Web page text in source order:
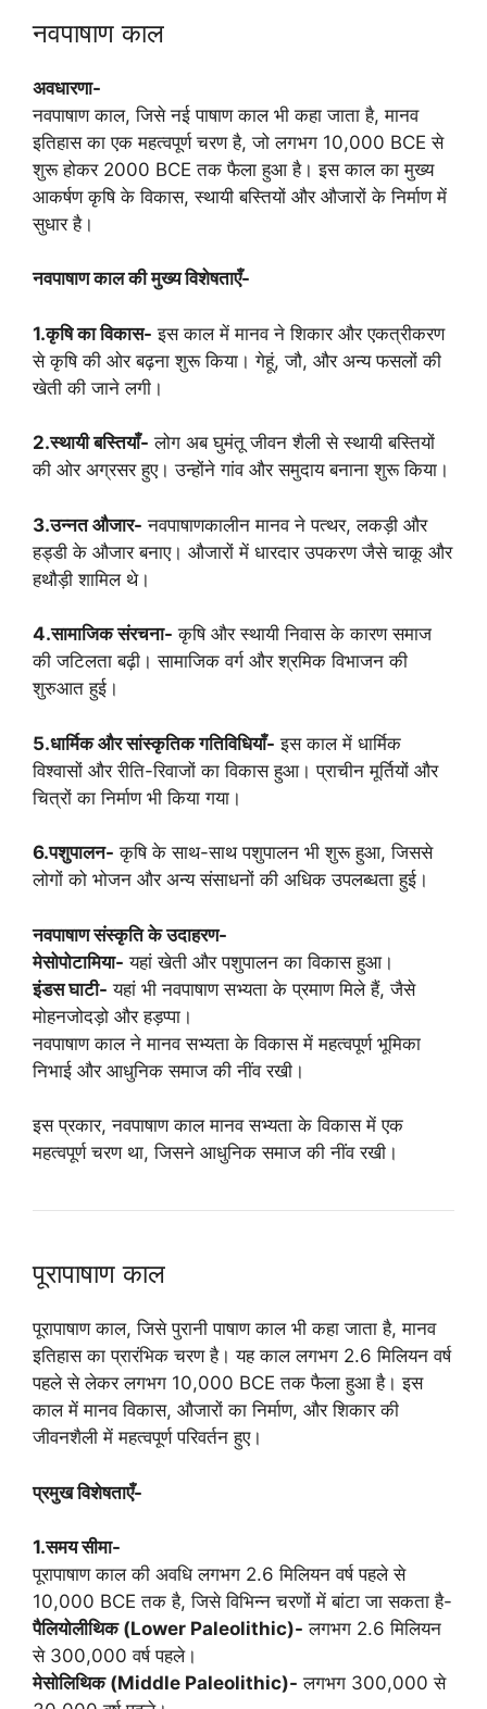
नवपाषाण काल
अवधारणा-
नवपाषाण काल, जिसे नई पाषाण काल भी कहा जाता है, मानव
इतिहास का एक महत्वपूर्ण चरण है, जो लगभग 10,000 BCE से
शुरू होकर 2000 BCE तक फैला हुआ है। इस काल का मुख्य
आकर्षण कृषि के विकास, स्थायी बस्तियों और औजारों के निर्माण में
सुधार है।
नवपाषाण काल की मुख्य विशेषताएँ-
1.कृषि का विकास- इस काल में मानव ने शिकार और एकत्रीकरण
से कृषि की ओर बढ़ना शुरू किया। गेहूं, जौ, और अन्य फसलों की
खेती की जाने लगी।
2.स्थायी बस्तियाँ- लोग अब घुमंतू जीवन शैली से स्थायी बस्तियों
की ओर अग्रसर हुए। उन्होंने गांव और समुदाय बनाना शुरू किया।
3.उन्नत औजार- नवपाषाणकालीन मानव ने पत्थर, लकड़ी और
हड्डी के औजार बनाए। औजारों में धारदार उपकरण जैसे चाकू और
हथौड़ी शामिल थे।
4.सामाजिक संरचना- कृषि और स्थायी निवास के कारण समाज
की जटिलता बढ़ी। सामाजिक वर्ग और श्रमिक विभाजन की
शुरुआत हुई।
5.धार्मिक और सांस्कृतिक गतिविधियाँ- इस काल में धार्मिक
विश्वासों और रीति-रिवाजों का विकास हुआ। प्राचीन मूर्तियों और
चित्रों का निर्माण भी किया गया।
6.पशुपालन- कृषि के साथ-साथ पशुपालन भी शुरू हुआ, जिससे
लोगों को भोजन और अन्य संसाधनों की अधिक उपलब्धता हुई।
नवपाषाण संस्कृति के उदाहरण-
मेसोपोटामिया- यहां खेती और पशुपालन का विकास हुआ।
इंडस घाटी- यहां भी नवपाषाण सभ्यता के प्रमाण मिले हैं, जैसे
मोहनजोदड़ो और हड़प्पा।
नवपाषाण काल ने मानव सभ्यता के विकास में महत्वपूर्ण भूमिका
निभाई और आधुनिक समाज की नींव रखी।
इस प्रकार, नवपाषाण काल मानव सभ्यता के विकास में एक
महत्वपूर्ण चरण था, जिसने आधुनिक समाज की नींव रखी।
पूरापाषाण काल
पूरापाषाण काल, जिसे पुरानी पाषाण काल भी कहा जाता है, मानव
इतिहास का प्रारंभिक चरण है। यह काल लगभग 2.6 मिलियन वर्ष
पहले से लेकर लगभग 10,000 BCE तक फैला हुआ है। इस
काल में मानव विकास, औजारों का निर्माण, और शिकार की
जीवनशैली में महत्वपूर्ण परिवर्तन हुए।
प्रमुख विशेषताएँ-
1.समय सीमा-
पूरापाषाण काल की अवधि लगभग 2.6 मिलियन वर्ष पहले से
10,000 BCE तक है, जिसे विभिन्न चरणों में बांटा जा सकता है-
पैलियोलीथिक (Lower Paleolithic)- लगभग 2.6 मिलियन
से 300,000 वर्ष पहले।
मेसोलिथिक (Middle Paleolithic)- लगभग 300,000 से